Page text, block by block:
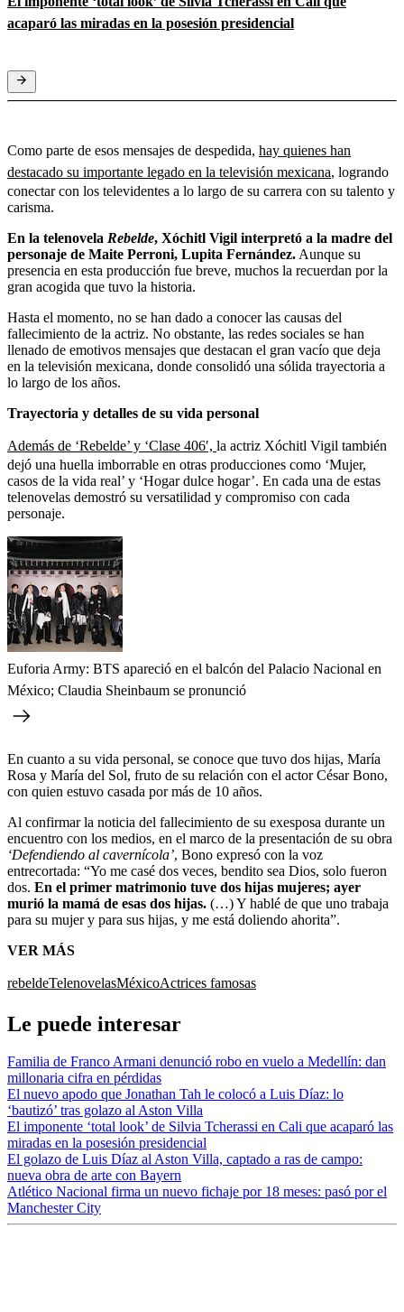
acaparó las miradas en la posesión presidencial
Como parte de esos mensajes de despedida, hay quienes han
destacado su importante legado en la televisión mexicana, logrando
conectar con los televidentes a lo largo de su carrera con su talento y
carisma.
En la telenovela Rebelde, Xóchitl Vigil interpretó a la madre del
personaje de Maite Perroni, Lupita Fernández. Aunque su
presencia en esta producción fue breve, muchos la recuerdan por la
gran acogida que tuvo la historia.
Hasta el momento, no se han dado a conocer las causas del
fallecimiento de la actriz. No obstante, las redes sociales se han
llenado de emotivos mensajes que destacan el gran vacío que deja
en la televisión mexicana, donde consolidó una sólida trayectoria a
lo largo de los años.
Trayectoria y detalles de su vida personal
Además de ‘Rebelde’ y ‘Clase 406′, la actriz Xóchitl Vigil también
dejó una huella imborrable en otras producciones como ‘Mujer,
casos de la vida real’ y ‘Hogar dulce hogar’. En cada una de estas
telenovelas demostró su versatilidad y compromiso con cada
personaje.
Euforia Army: BTS apareció en el balcón del Palacio Nacional en
México; Claudia Sheinbaum se pronunció
En cuanto a su vida personal, se conoce que tuvo dos hijas, María
Rosa y María del Sol, fruto de su relación con el actor César Bono,
con quien estuvo casada por más de 10 años.
Al confirmar la noticia del fallecimiento de su exesposa durante un
encuentro con los medios, en el marco de la presentación de su obra
‘Defendiendo al cavernícola’, Bono expresó con la voz
entrecortada: “Yo me casé dos veces, bendito sea Dios, solo fueron
dos. En el primer matrimonio tuve dos hijas mujeres; ayer
murió la mamá de esas dos hijas. (…) Y hablé de que uno trabaja
para su mujer y para sus hijas, y me está doliendo ahorita”.
VER MÁS
rebeldeTelenovelasMéxicoActrices famosas
Le puede interesar
Familia de Franco Armani denunció robo en vuelo a Medellín: dan
millonaria cifra en pérdidas
El nuevo apodo que Jonathan Tah le colocó a Luis Díaz: lo
‘bautizó’ tras golazo al Aston Villa
El imponente ‘total look’ de Silvia Tcherassi en Cali que acaparó las
miradas en la posesión presidencial
El golazo de Luis Díaz al Aston Villa, captado a ras de campo:
nueva obra de arte con Bayern
Atlético Nacional firma un nuevo fichaje por 18 meses: pasó por el
Manchester City